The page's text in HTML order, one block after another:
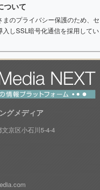
ついて
まのプライバシー保護のため、
しSSL暗号化通信を採用してい
グメディア
京区小石川5-4-4